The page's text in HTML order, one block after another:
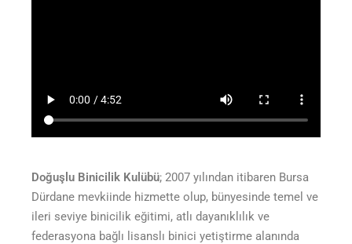
Doğuşlu Binicilik Kulübü; 2007 yılından itibaren Bursa
Dürdane mevkiinde hizmette olup, bünyesinde temel ve
ileri seviye binicilik eğitimi, atlı dayanıklılık ve
federasyona bağlı lisanslı binici yetiştirme alanında